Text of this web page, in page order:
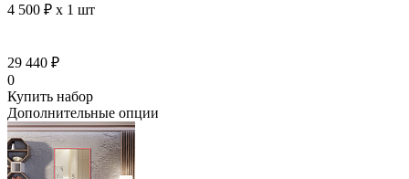
4 500 ₽ x 1 шт
29 440 ₽
0
Купить набор
Дополнительные опции